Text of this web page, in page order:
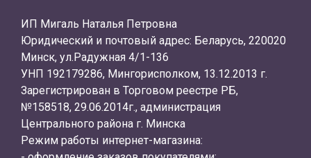
ИП Мигаль Наталья Петровна
Юридический и почтовый адрес: Беларусь, 220020
Минск, ул.Радужная 4/1-136
УНП 192179286, Мингорисполком, 13.12.2013 г.
Зарегистрирован в Торговом реестре РБ,
№158518, 29.06.2014г., администрация
Центрального района г. Минска
Режим работы интернет-магазина: